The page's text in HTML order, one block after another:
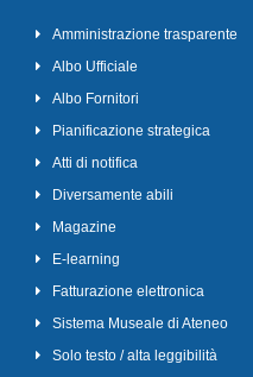
Amministrazione trasparente
Albo Ufficiale
Albo Fornitori
Pianificazione strategica
Atti di notifica
Diversamente abili
Magazine
E-learning
Fatturazione elettronica
Sistema Museale di Ateneo
Solo testo / alta leggibilità